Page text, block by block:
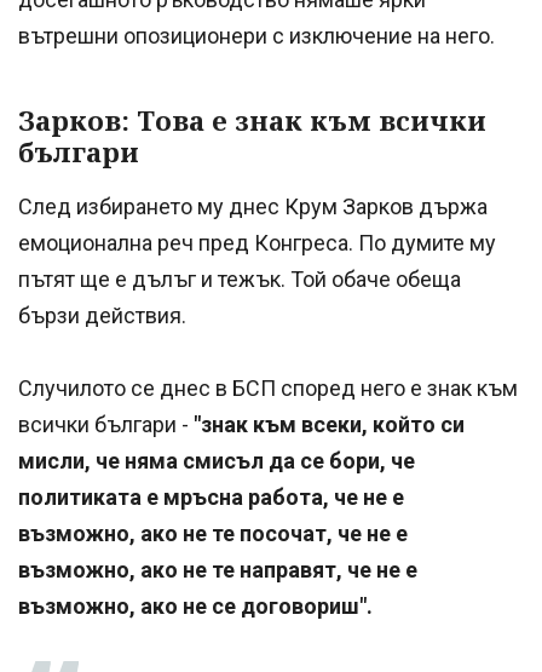
вътрешни опозиционери с изключение на него.
Зарков: Това е знак към всички
българи
След избирането му днес Крум Зарков държа
емоционална реч пред Конгреса. По думите му
пътят ще е дълъг и тежък. Той обаче обеща
бързи действия.
Случилото се днес в БСП според него е знак към
всички българи - "знак към всеки, който си
мисли, че няма смисъл да се бори, че
политиката е мръсна работа, че не е
възможно, ако не те посочат, че не е
възможно, ако не те направят, че не е
възможно, ако не се договориш".